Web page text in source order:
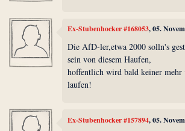
Ex-Stubenhocker #168053, 05.
Die AfD-ler,etwa 2000 solln's
sein von diesem Haufen,
hoffentlich wird bald keiner mehr
laufen!
Ex-Stubenhocker #157894, 05.